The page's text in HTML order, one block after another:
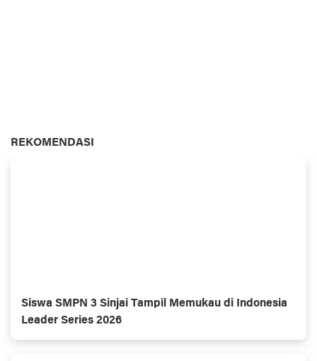
REKOMENDASI
Siswa SMPN 3 Sinjai Tampil Memukau di Indonesia
Leader Series 2026